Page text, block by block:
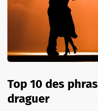
Top 10 des
draguer